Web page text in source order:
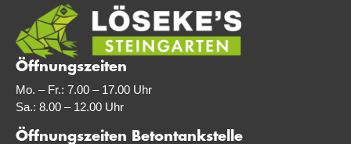
Öffnungszeiten
Mo. – Fr.: 7.00 – 17.00 Uhr
Sa.: 8.00 – 12.00 Uhr
Öffnungszeiten Betontankstelle